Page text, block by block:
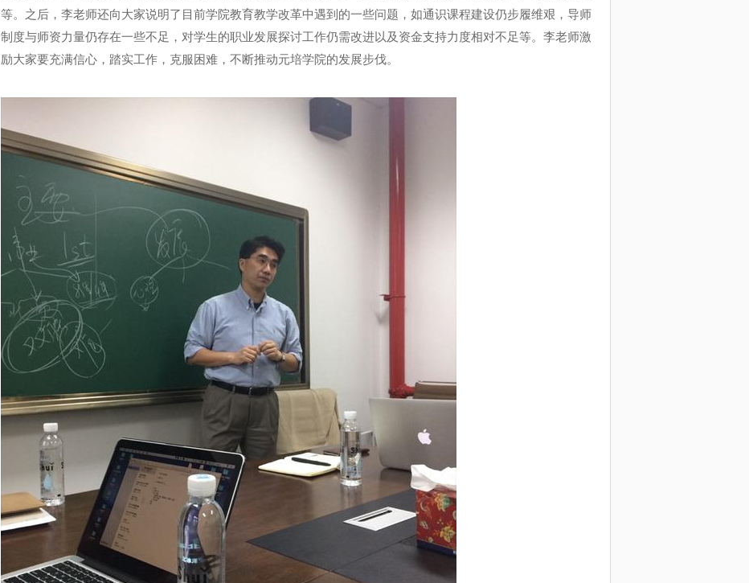
等。之后，李老师还向大家说明了目前学院教育教学改革中遇到的一些问题，如通识课程建设仍步履维艰，导师
制度与师资力量仍存在一些不足，对学生的职业发展探讨工作仍需改进以及资金支持力度相对不足等。李老师激
励大家要充满信心，踏实工作，克服困难，不断推动元培学院的发展步伐。